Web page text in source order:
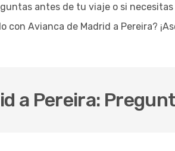
antes de tu viaje o si
Avianca de Madrid a Pereira?
a Pereira: